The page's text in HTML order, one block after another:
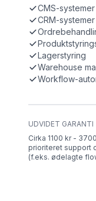
CMS-systemer
CRM-systemer
Lagerstyring
Warehouse
Workflow-
UDVIDET GARANTI
Cirka 1100 kr -
prioriteret support
(f.eks. ødelagte